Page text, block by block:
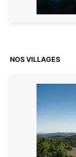
NOS VILLAGES